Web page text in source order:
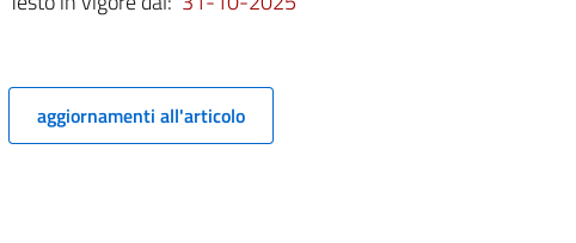
aggiornamenti all'articolo